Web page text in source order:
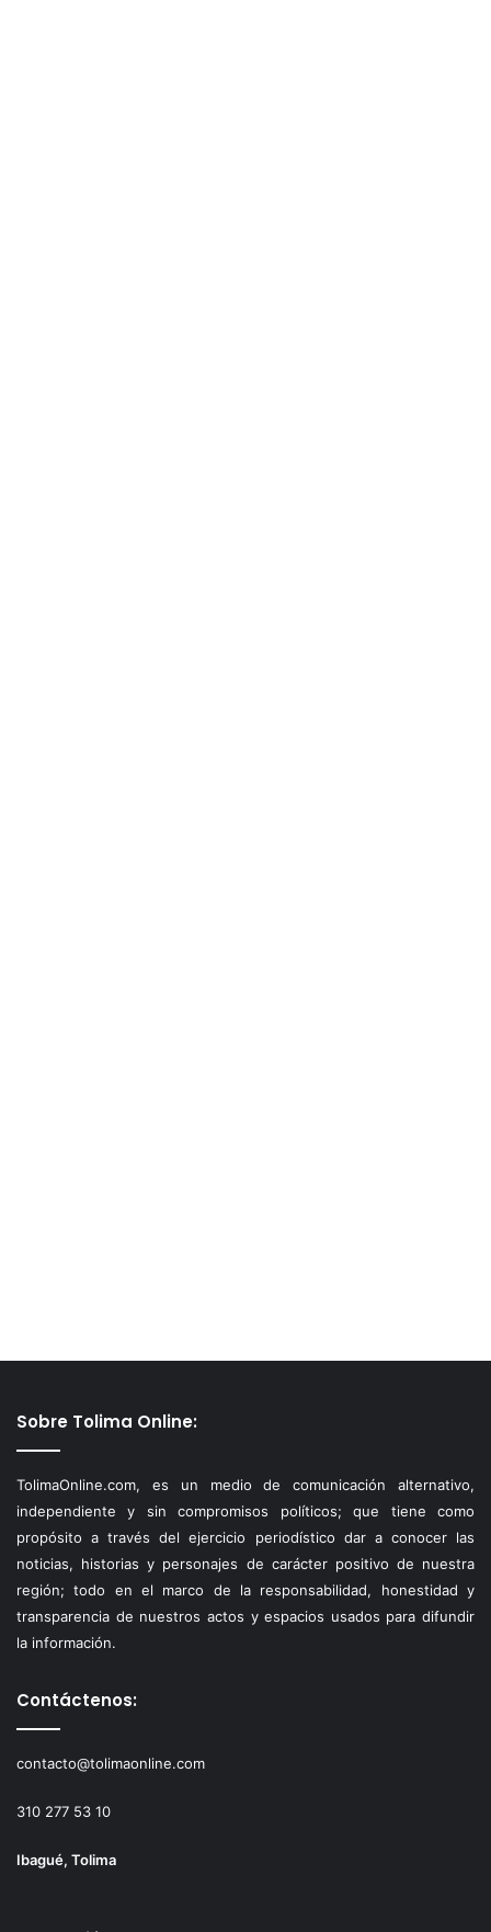
Sobre Tolima Online:
TolimaOnline.com, es un medio de comunicación alternativo,
independiente y sin compromisos políticos; que tiene como
propósito a través del ejercicio periodístico dar a conocer las
noticias, historias y personajes de carácter positivo de nuestra
región; todo en el marco de la responsabilidad, honestidad y
transparencia de nuestros actos y espacios usados para difundir
la información.
Contáctenos:
contacto@tolimaonline.com
310 277 53 10
Ibagué, Tolima